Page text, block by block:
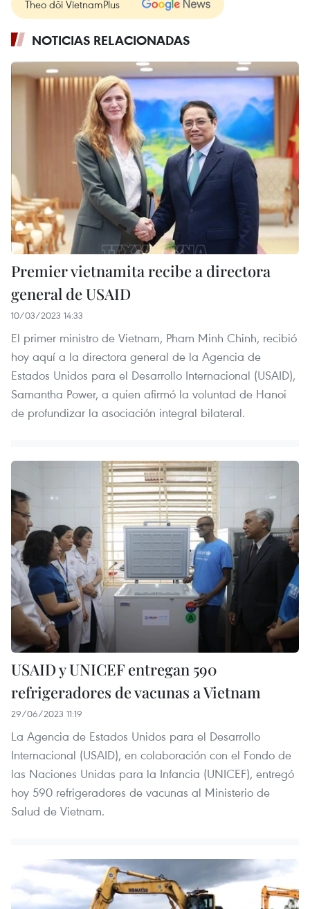
Theo dõi VietnamPlus
NOTICIAS RELACIONADAS
Premier vietnamita recibe a directora
general de USAID
10/03/2023 14:33
El primer ministro de Vietnam, Pham Minh Chinh, recibió
hoy aquí a la directora general de la Agencia de
Estados Unidos para el Desarrollo Internacional (USAID),
Samantha Power, a quien afirmó la voluntad de Hanoi
de profundizar la asociación integral bilateral.
USAID y UNICEF entregan 590
refrigeradores de vacunas a Vietnam
29/06/2023 11:19
La Agencia de Estados Unidos para el Desarrollo
Internacional (USAID), en colaboración con el Fondo de
las Naciones Unidas para la Infancia (UNICEF), entregó
hoy 590 refrigeradores de vacunas al Ministerio de
Salud de Vietnam.